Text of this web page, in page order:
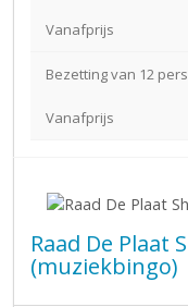
Vanafprijs
Bezetting van 12
Vanafprijs
Raad De Plaat
(muziekbingo)